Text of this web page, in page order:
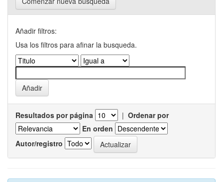
Añadir filtros:
Usa los filtros para afinar la busqueda.
Resultados por página | Ordenar por
En orden
Autor/registro